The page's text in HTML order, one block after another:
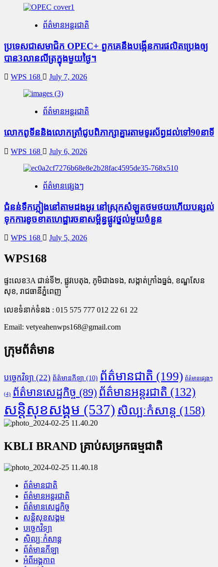
ព័ត៌មានអន្តរជាតិ
ប្រទេសជាសមាជិក OPEC+​ ពួកគេនឹងបង្កើនការផលិតប្រេងឲ្យ
បាន3លានលីត្រក្នុងមួយថ្ងៃ។
WPS 168 July 7, 2026
ព័ត៌មានអន្តរជាតិ
លោកពូទីននិងលោកត្រាំជូបពិភាក្សាគ្នារតាមទូរស័ព្ធដល់ទៅ90នាទី
WPS 168 July 6, 2026
ព័ត៌មានផ្សេងៗ
ជំនន់​ទឹកភ្លៀង​នៅ​តាម​ដងអូរ​ នៅ​ស្រុក​សំឡូត​ថមថយ​ហើយ​បន្សល់​
ទុក​ការ​ខូចខាត​ហេដ្ឋារចនាសម្ព័ន្ធ​ផ្លូវថ្នល់​មួយ​ចំនួន
WPS 168 July 5, 2026
WPS168
ផ្ទះលេខ3A ជាន់ទី២, ផ្លូវបេតុង, ភូមិជាងទង, សង្កាត់ក្រាំងធ្នង់, ខណ្ឌសែន
សុខ, រាជធានីភ្នំពេញ
លេខទំនាក់ទំនង : 015 575 777 012 22 61 22
Email: vetyeahenwps168@gmail.com
ក្រុមព័ត៌មាន
បច្ចេកវិទ្យា (22) ព័ត៌មានកីឡា (10) ព័ត៌មានជាតិ (199) ព័ត៌មានផ្សេងៗ
(4) ព័ត៌មានសេដ្ឋកិច្ច (89) ព័ត៌មានអន្តរជាតិ (132)
សន្តិសុខសង្គម (537) សិល្បៈកំសាន្ត (158)
KBLI BRAND គ្រាប់សម្រកធម្មជាតិ
ព័ត៌មានជាតិ
ព័ត៌មានអន្តរជាតិ
ព័ត៌មានសេដ្ឋកិច្ច
សន្តិសុខសង្គម
បច្ចេកវិទ្យា
សិល្បៈកំសាន្ត
ព័ត៌មានកីឡា
អំពីអង្គភាព